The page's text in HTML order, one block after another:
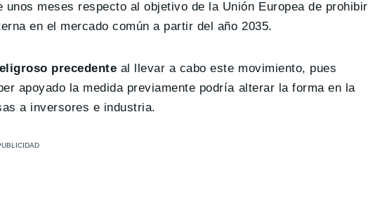
meses respecto al objetivo de la Unión Europea de prohibir
en el mercado común a partir del año 2035.
precedente al llevar a cabo este movimiento, pues
apoyado la medida previamente podría alterar la forma en la
a inversores e industria.